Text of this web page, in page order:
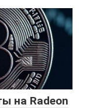
на Radeon